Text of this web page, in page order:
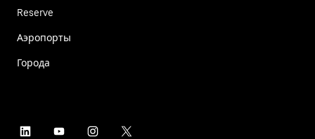
Reserve
Аэропорты
Города